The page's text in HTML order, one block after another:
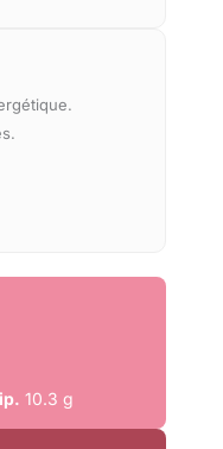
10.3 g